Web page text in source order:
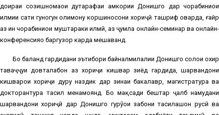
доираи созишномаҳои дутарафаи ҳамкории Донишгоҳ дар чорабиниҳои
илмии сатҳи гуногун олимону коршиносони хориҷӣ ташриф оварда, ғайр
аз ин чорабиниҳои муштараки илмӣ, аз ҷумла онлайн-семинар ва онлайн-
конференсияҳо баргузор карда мешаванд.
Бо баланд гардидани эътибори байналмилалии Донишгоҳ солҳои охир
таваҷҷуҳи довталабон аз хориҷи кишвар зиёд гардида, шаҳрвандони
кишварҳои хориҷи дуру наздик дар зинаи бакалавр, магистратура ва
докторантура таҳсил менамоянд. Бо мақсади бештар ҷалб намудани
шаҳрвандони хориҷӣ дар Донишгоҳ гурӯҳҳои забони таҳсилашон русӣ ва